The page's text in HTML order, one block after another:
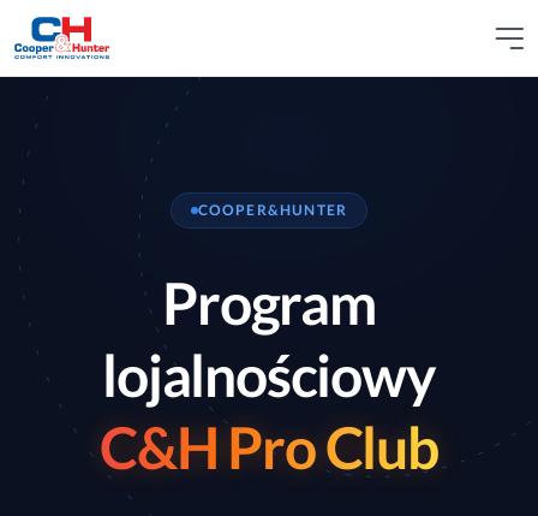
COOPER&HUNTER
Program
lojalnościowy
C&H Pro Club